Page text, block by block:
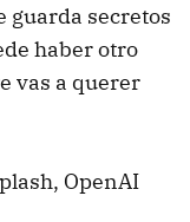
guarda secretos
haber otro
vas a querer
OpenAI